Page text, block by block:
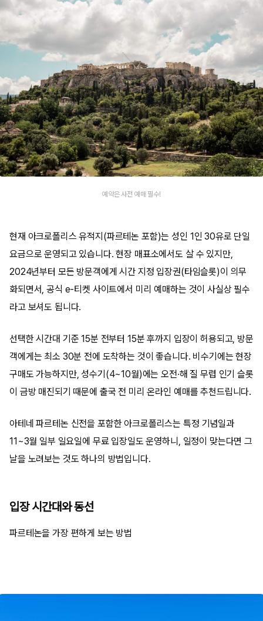
예약은 사전 예매 필수!
현재 아크로폴리스 유적지(파르테논 포함)는 성인 1인 30유로 단일
요금으로 운영되고 있습니다. 현장 매표소에서도 살 수 있지만,
2024년부터 모든 방문객에게 시간 지정 입장권(타임슬롯)이 의무
화되면서, 공식 e-티켓 사이트에서 미리 예매하는 것이 사실상 필수
라고 보셔도 됩니다.
선택한 시간대 기준 15분 전부터 15분 후까지 입장이 허용되고, 방문
객에게는 최소 30분 전에 도착하는 것이 좋습니다. 비수기에는 현장
구매도 가능하지만, 성수기(4~10월)에는 오전·해 질 무렵 인기 슬롯
이 금방 매진되기 때문에 출국 전 미리 온라인 예매를 추천드립니다.
아테네 파르테논 신전을 포함한 아크로폴리스는 특정 기념일과
11~3월 일부 일요일에 무료 입장일도 운영하니, 일정이 맞는다면 그
날을 노려보는 것도 하나의 방법입니다.
입장 시간대와 동선
파르테논을 가장 편하게 보는 방법